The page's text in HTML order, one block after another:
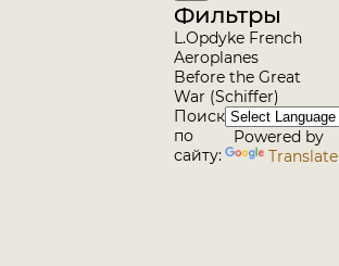
Фильтры
L.Opdyke French
Aeroplanes
Before the Great
War (Schiffer)
Поиск
по
сайту:
Powered by
Translate